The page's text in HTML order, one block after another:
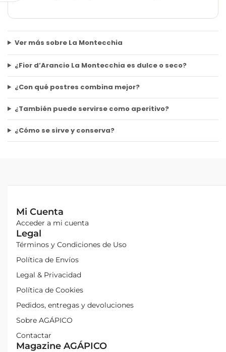
Ver más sobre La Montecchia
¿Fior d’Arancio La Montecchia es dulce o seco?
¿Con qué postres combina mejor?
¿También puede servirse como aperitivo?
¿Cómo se sirve y conserva?
Mi Cuenta
Acceder a mi cuenta
Legal
Términos y Condiciones de Uso
Política de Envíos
Legal & Privacidad
Política de Cookies
Pedidos, entregas y devoluciones
Sobre AGÁPICO
Contactar
Magazine AGÁPICO